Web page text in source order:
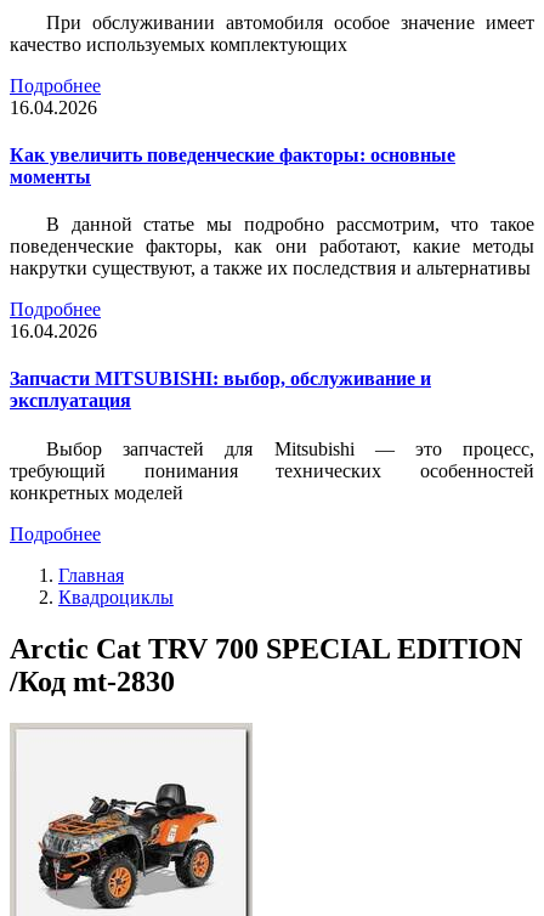
При обслуживании автомобиля особое значение имеет
качество используемых комплектующих
Подробнее
16.04.2026
Как увеличить поведенческие факторы: основные
моменты
В данной статье мы подробно рассмотрим, что такое
поведенческие факторы, как они работают, какие методы
накрутки существуют, а также их последствия и альтернативы
Подробнее
16.04.2026
Запчасти MITSUBISHI: выбор, обслуживание и
эксплуатация
Выбор запчастей для Mitsubishi — это процесс,
требующий понимания технических особенностей
конкретных моделей
Подробнее
Главная
Квадроциклы
Arctic Cat TRV 700 SPECIAL EDITION
/Код mt-2830